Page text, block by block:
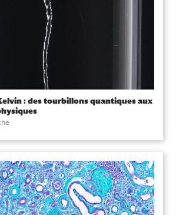
: des tourbillons quantiques aux